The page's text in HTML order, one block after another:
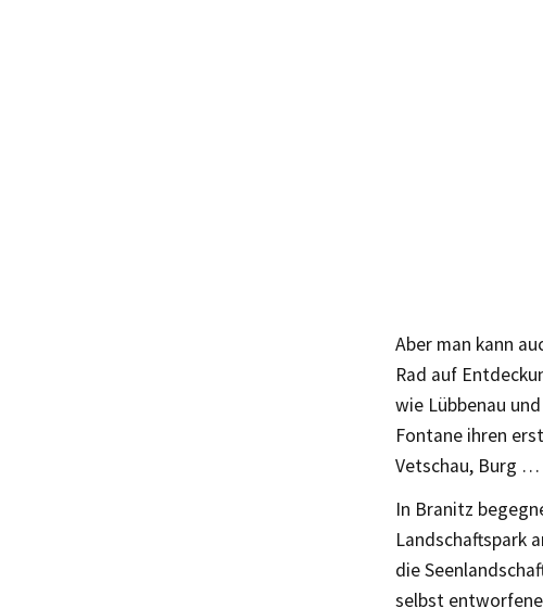
Aber man kann
Rad auf
wie Lübbenau
Fontane ihren
Vetschau, Burg …
In Branitz
Landschaftspark
die
selbst